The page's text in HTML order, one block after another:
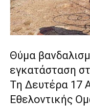
you
the
meaning
pain.
pornhun
hd
porn
Θύμα
εγκατάσταση
Τη Δευτέρα 17
Εθελοντικής